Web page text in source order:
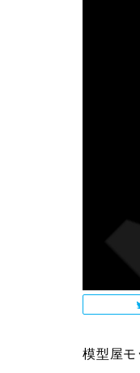
模型屋モ